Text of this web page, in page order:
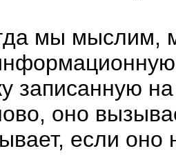
мы
записанную
оно
если оно